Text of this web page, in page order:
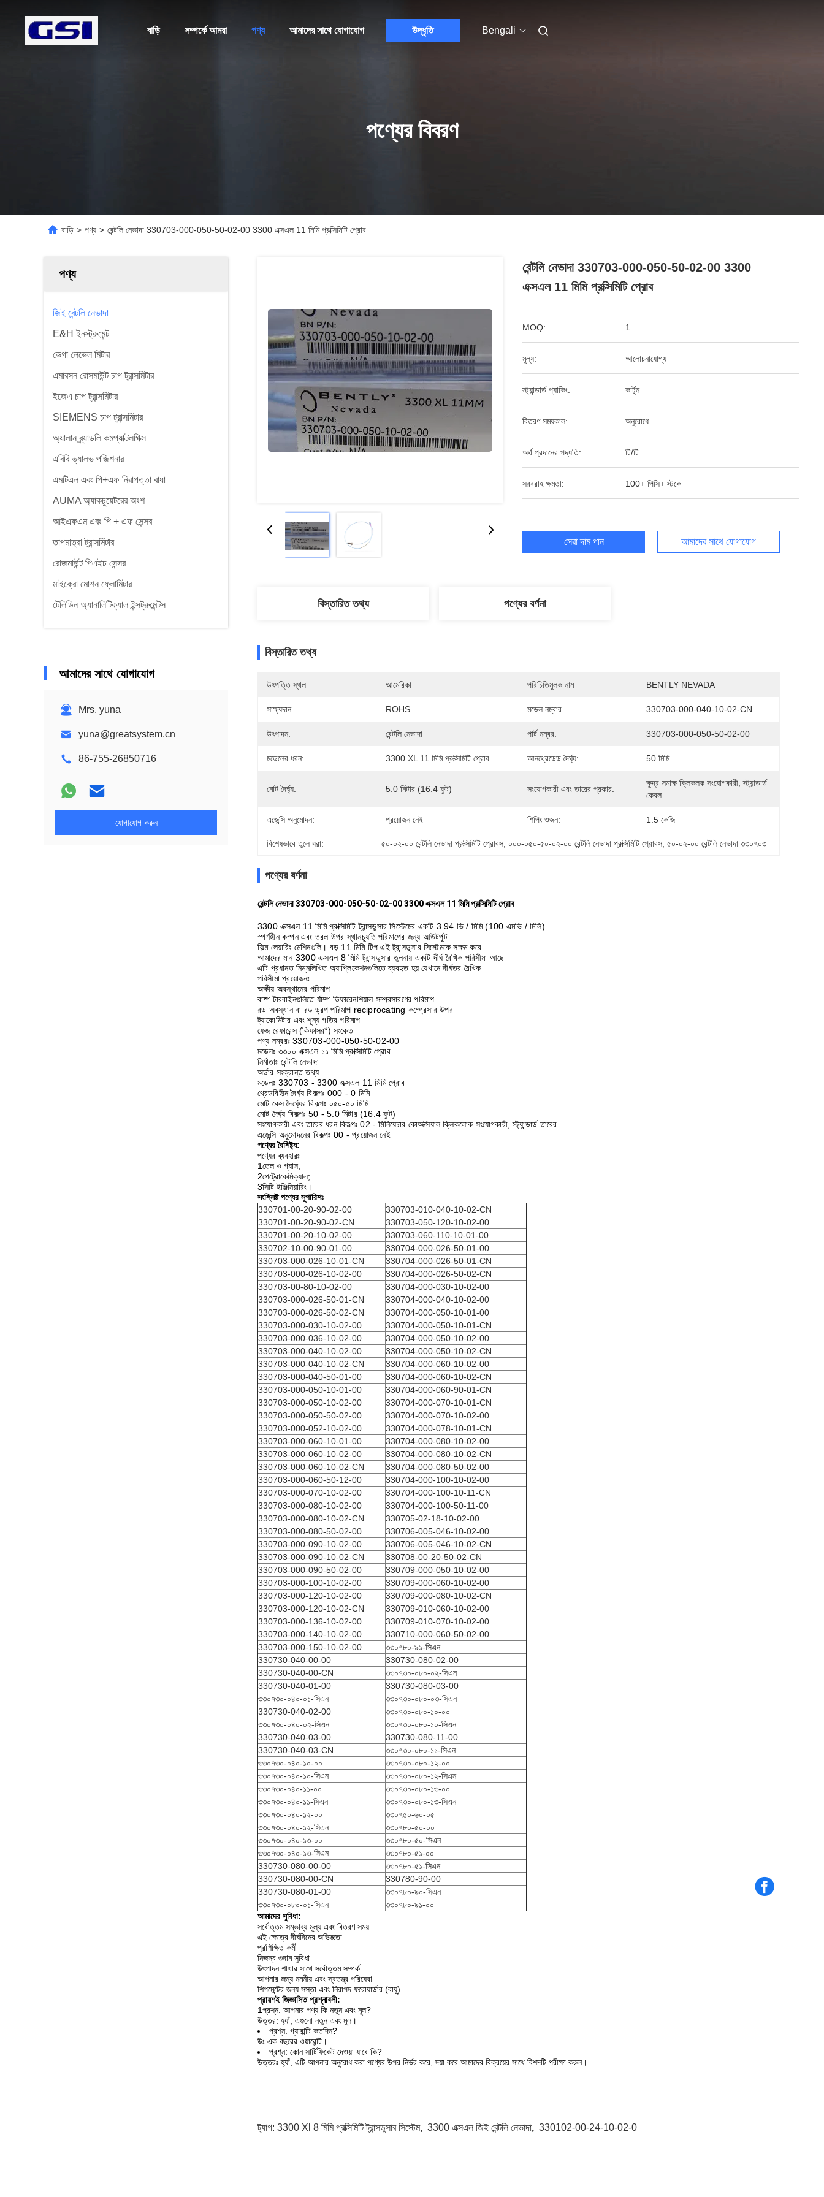
বাড়ি সম্পর্কে আমরা পণ্য আমাদের সাথে যোগাযোগ উদ্ধৃতি Bengali
পণ্যের বিবরণ
বাড়ি > পণ্য > বেন্টলি নেভাদা 330703-000-050-50-02-00 3300 এক্সএল 11 মিমি প্রক্সিমিটি প্রোব
পণ্য
জিই বেন্টলি নেভাদা
E&H ইনস্ট্রুমেন্ট
ভেগা লেভেল মিটার
এমারসন রোসমাউন্ট চাপ ট্রান্সমিটার
ইজেএ চাপ ট্রান্সমিটার
SIEMENS চাপ ট্রান্সমিটার
অ্যালান ব্র্যাডলি কমপ্যাক্টলগিক্স
এবিবি ভ্যালভ পজিশনার
এমটিএল এবং পি+এফ নিরাপত্তা বাধা
AUMA অ্যাকচুয়েটরের অংশ
আইএফএম এবং পি + এফ সেন্সর
তাপমাত্রা ট্রান্সমিটার
রোজমাউন্ট পিএইচ সেন্সর
মাইক্রো মোশন ফ্লোমিটার
টেলিডিন অ্যানালিটিক্যাল ইন্সট্রুমেন্টস
আমাদের সাথে যোগাযোগ
Mrs. yuna
yuna@greatsystem.cn
86-755-26850716
যোগাযোগ করুন
বেন্টলি নেভাদা 330703-000-050-50-02-00 3300
এক্সএল 11 মিমি প্রক্সিমিটি প্রোব
MOQ: 1
মূল্য: আলোচনাযোগ্য
স্ট্যান্ডার্ড প্যাকিং: কার্টুন
বিতরণ সময়কাল: অনুরোধে
অর্থ প্রদানের পদ্ধতি: টি/টি
সরবরাহ ক্ষমতা: 100+ পিসি+ স্টকে
সেরা দাম পান আমাদের সাথে যোগাযোগ
বিস্তারিত তথ্য পণ্যের বর্ণনা
বিস্তারিত তথ্য
উৎপত্তি স্থল আমেরিকা পরিচিতিমুলক নাম BENTLY NEVADA
সাক্ষ্যদান ROHS মডেল নম্বার 330703-000-040-10-02-CN
উৎপাদন: বেন্টলি নেভাদা পার্ট নম্বর: 330703-000-050-50-02-00
মডেলের ধরন: 3300 XL 11 মিমি প্রক্সিমিটি প্রোব আনথ্রেডেড দৈর্ঘ্য: 50 মিমি
মোট দৈর্ঘ্য: 5.0 মিটার (16.4 ফুট) সংযোগকারী এবং তারের প্রকার:
ক্ষুদ্র সমাক্ষ ক্লিকলক সংযোগকারী, স্ট্যান্ডার্ড
কেবল
এজেন্সি অনুমোদন: প্রয়োজন নেই শিপিং ওজন: 1.5 কেজি
বিশেষভাবে তুলে ধরা: ৫০-০২-০০ বেন্টলি নেভাদা প্রক্সিমিটি প্রোবস ০০০-০৫০-৫০-০২-০০ বেন্টলি নেভাদা প্রক্সিমিটি প্রোবস , ৫০-০২-০০ বেন্টলি নেভাদা ৩৩০৭০৩
পণ্যের বর্ণনা
বেন্টলি নেভাদা 330703-000-050-50-02-00 3300 এক্সএল 11 মিমি প্রক্সিমিটি প্রোব
3300 এক্সএল 11 মিমি প্রক্সিমিটি ট্রান্সডুসার সিস্টেমের একটি 3.94 ভি / মিমি (100 এমভি / মিলি)
স্পর্শহীন কম্পন এবং তরল উপর স্থানচ্যুতি পরিমাপের জন্য আউটপুট
ফিল্ম লেয়ারিং মেশিনগুলি। বড় 11 মিমি টিপ এই ট্রান্সডুসার সিস্টেমকে সক্ষম করে
আমাদের মান 3300 এক্সএল 8 মিমি ট্রান্সডুসার তুলনায় একটি দীর্ঘ রৈখিক পরিসীমা আছে
এটি প্রধানত নিম্নলিখিত অ্যাপ্লিকেশনগুলিতে ব্যবহৃত হয় যেখানে দীর্ঘতর রৈখিক
পরিসীমা প্রয়োজনঃ
অক্ষীয় অবস্থানের পরিমাপ
বাষ্প টারবাইনগুলিতে র্যাম্প ডিফারেনশিয়াল সম্প্রসারণের পরিমাপ
রড অবস্থান বা রড ড্রপ পরিমাপ reciprocating কম্প্রেসার উপর
ট্যাকোমিটার এবং শূন্য গতির পরিমাপ
ফেজ রেফারেন্স (কিফাসর*) সংকেত
পণ্য নম্বরঃ 330703-000-050-50-02-00
মডেলঃ ৩৩০০ এক্সএল ১১ মিমি প্রক্সিমিটি প্রোব
নির্মাতাঃ বেন্টলি নেভাদা
অর্ডার সংক্রান্ত তথ্য
মডেলঃ 330703 - 3300 এক্সএল 11 মিমি প্রোব
থ্রেডবিহীন দৈর্ঘ্য বিকল্পঃ 000 - 0 মিমি
মোট কেস দৈর্ঘ্যের বিকল্পঃ ০৫০-৫০ মিমি
মোট দৈর্ঘ্য বিকল্পঃ 50 - 5.0 মিটার (16.4 ফুট)
সংযোগকারী এবং তারের ধরন বিকল্পঃ 02 - মিনিয়েচার কোঅক্সিয়াল ক্লিকলোক সংযোগকারী, স্ট্যান্ডার্ড তারের
এজেন্সি অনুমোদনের বিকল্পঃ 00 - প্রয়োজন নেই
পণ্যের বৈশিষ্ট্য:
পণ্যের ব্যবহারঃ
1তেল ও গ্যাস;
2পেট্রোকেমিক্যাল;
3সিটি ইঞ্জিনিয়ারিং।
সংশ্লিষ্ট পণ্যের সুপারিশঃ
330701-00-20-90-02-00
330703-010-040-10-02-CN
330701-00-20-90-02-CN
330703-050-120-10-02-00
330701-00-20-10-02-00
330703-060-110-10-01-00
330702-10-00-90-01-00
330704-000-026-50-01-00
330703-000-026-10-01-CN
330704-000-026-50-01-CN
330703-000-026-10-02-00
330704-000-026-50-02-CN
330703-00-80-10-02-00
330704-000-030-10-02-00
330703-000-026-50-01-CN
330704-000-040-10-02-00
330703-000-026-50-02-CN
330704-000-050-10-01-00
330703-000-030-10-02-00
330704-000-050-10-01-CN
330703-000-036-10-02-00
330704-000-050-10-02-00
330703-000-040-10-02-00
330704-000-050-10-02-CN
330703-000-040-10-02-CN
330704-000-060-10-02-00
330703-000-040-50-01-00
330704-000-060-10-02-CN
330703-000-050-10-01-00
330704-000-060-90-01-CN
330703-000-050-10-02-00
330704-000-070-10-01-CN
330703-000-050-50-02-00
330704-000-070-10-02-00
330703-000-052-10-02-00
330704-000-078-10-01-CN
330703-000-060-10-01-00
330704-000-080-10-02-00
330703-000-060-10-02-00
330704-000-080-10-02-CN
330703-000-060-10-02-CN
330704-000-080-50-02-00
330703-000-060-50-12-00
330704-000-100-10-02-00
330703-000-070-10-02-00
330704-000-100-10-11-CN
330703-000-080-10-02-00
330704-000-100-50-11-00
330703-000-080-10-02-CN
330705-02-18-10-02-00
330703-000-080-50-02-00
330706-005-046-10-02-00
330703-000-090-10-02-00
330706-005-046-10-02-CN
330703-000-090-10-02-CN
330708-00-20-50-02-CN
330703-000-090-50-02-00
330709-000-050-10-02-00
330703-000-100-10-02-00
330709-000-060-10-02-00
330703-000-120-10-02-00
330709-000-080-10-02-CN
330703-000-120-10-02-CN
330709-010-060-10-02-00
330703-000-136-10-02-00
330709-010-070-10-02-00
330703-000-140-10-02-00
330710-000-060-50-02-00
330703-000-150-10-02-00
৩৩০৭৮০-৯১-সিএন
330730-040-00-00
330730-080-02-00
330730-040-00-CN
৩৩০৭৩০-০৮০-০২-সিএন
330730-040-01-00
330730-080-03-00
৩৩০৭৩০-০৪০-০১-সিএন
৩৩০৭৩০-০৮০-০৩-সিএন
330730-040-02-00
৩৩০৭৩০-০৮০-১০-০০
৩৩০৭৩০-০৪০-০২-সিএন
৩৩০৭৩০-০৮০-১০-সিএন
330730-040-03-00
330730-080-11-00
330730-040-03-CN
৩৩০৭৩০-০৮০-১১-সিএন
৩৩০৭৩০-০৪০-১০-০০
৩৩০৭৩০-০৮০-১২-০০
৩৩০৭৩০-০৪০-১০-সিএন
৩৩০৭৩০-০৮০-১২-সিএন
৩৩০৭৩০-০৪০-১১-০০
৩৩০৭৩০-০৮০-১৩-০০
৩৩০৭৩০-০৪০-১১-সিএন
৩৩০৭৩০-০৮০-১৩-সিএন
৩৩০৭৩০-০৪০-১২-০০
৩৩০৭৫০-৬০-০৫
৩৩০৭৩০-০৪০-১২-সিএন
৩৩০৭৮০-৫০-০০
৩৩০৭৩০-০৪০-১৩-০০
৩৩০৭৮০-৫০-সিএন
৩৩০৭৩০-০৪০-১৩-সিএন
৩৩০৭৮০-৫১-০০
330730-080-00-00
৩৩০৭৮০-৫১-সিএন
330730-080-00-CN
330780-90-00
330730-080-01-00
৩৩০৭৮০-৯০-সিএন
৩৩০৭৩০-০৮০-০১-সিএন
৩৩০৭৮০-৯১-০০
আমাদের সুবিধা:
সর্বোত্তম সম্ভাব্য মূল্য এবং বিতরণ সময়
এই ক্ষেত্রে দীর্ঘদিনের অভিজ্ঞতা
প্রশিক্ষিত কর্মী
নিজস্ব গুদাম সুবিধা
উৎপাদন শাখার সাথে সর্বোত্তম সম্পর্ক
আপনার জন্য নমনীয় এবং স্বতন্ত্র পরিষেবা
শিপমেন্টের জন্য সস্তা এবং নিরাপদ ফরোয়ার্ডার (বায়ু)
প্রায়শই জিজ্ঞাসিত প্রশ্নাবলী:
1প্রশ্ন: আপনার পণ্য কি নতুন এবং মূল?
উত্তর: হ্যাঁ, এগুলো নতুন এবং মূল।
প্রশ্ন: গ্যারান্টি কতদিন?
উঃ এক বছরের ওয়ারেন্টি।
প্রশ্ন: কোন সার্টিফিকেট দেওয়া যাবে কি?
উত্তরঃ হ্যাঁ, এটি আপনার অনুরোধ করা পণ্যের উপর নির্ভর করে, দয়া করে আমাদের বিক্রয়ের সাথে বিশদটি পরীক্ষা করুন।
ট্যাগ: 3300 Xl 8 মিমি প্রক্সিমিটি ট্রান্সডুসার সিস্টেম, 3300 এক্সএল জিই বেন্টলি নেভাদা, 330102-00-24-10-02-0